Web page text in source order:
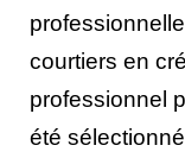
courtiers en
professionnel
été